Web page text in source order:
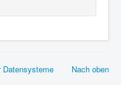
Nach oben
Datensysteme